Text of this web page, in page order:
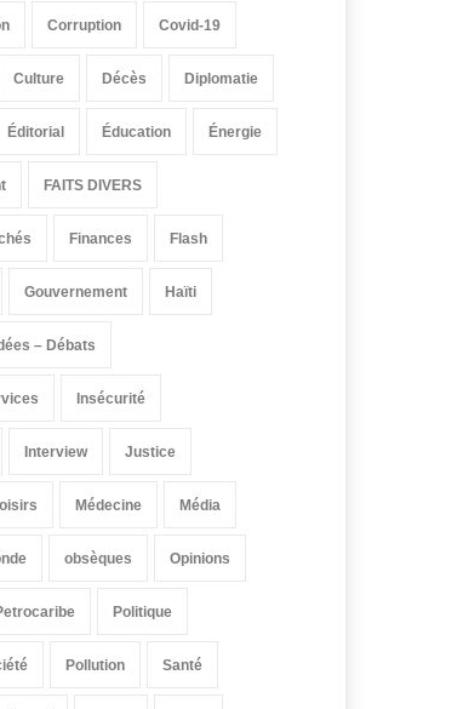
Corruption Covid-19
Culture Décès Diplomatie
Éditorial Éducation Énergie
FAITS DIVERS
Finances Flash
Gouvernement Haïti
– Débats
Insécurité
Interview Justice
Médecine Média
obsèques Opinions
Politique
Pollution Santé